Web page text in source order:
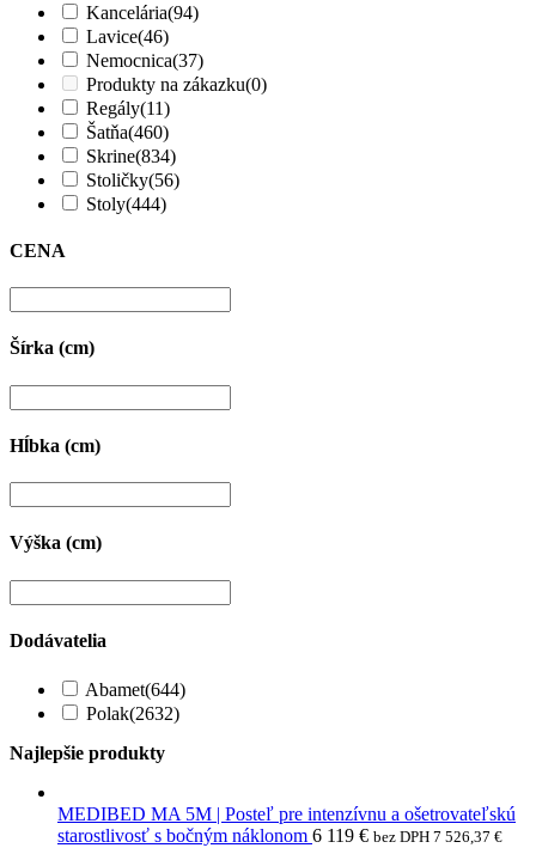
Kancelária(94)
Lavice(46)
Nemocnica(37)
Produkty na zákazku(0)
Regály(11)
Šatňa(460)
Skrine(834)
Stoličky(56)
Stoly(444)
CENA
Šírka (cm)
Hĺbka (cm)
Výška (cm)
Dodávatelia
Abamet(644)
Polak(2632)
Najlepšie produkty
MEDIBED MA 5M | Posteľ pre intenzívnu a ošetrovateľskú
starostlivosť s bočným náklonom 6 119 € bez DPH 7 526,37 €